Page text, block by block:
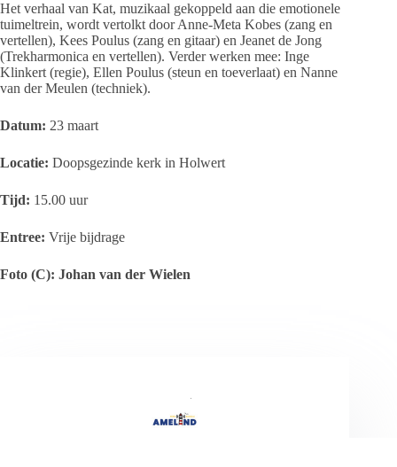
Het verhaal van Kat, muzikaal gekoppeld aan die emotionele
tuimeltrein, wordt vertolkt door Anne-Meta Kobes (zang en
vertellen), Kees Poulus (zang en gitaar) en Jeanet de Jong
(Trekharmonica en vertellen). Verder werken mee: Inge
Klinkert (regie), Ellen Poulus (steun en toeverlaat) en Nanne
van der Meulen (techniek).
Datum: 23 maart
Locatie: Doopsgezinde kerk in Holwert
Tijd: 15.00 uur
Entree: Vrije bijdrage
Foto (C): Johan van der Wielen